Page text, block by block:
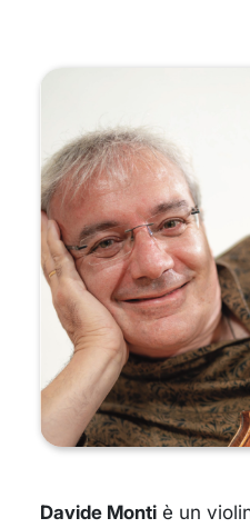
Davide Monti è un